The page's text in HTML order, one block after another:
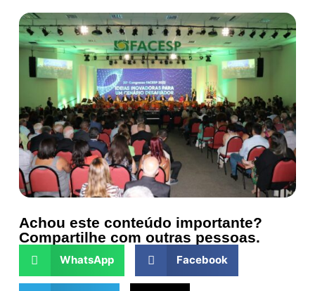
Achou este conteúdo importante?
Compartilhe com outras pessoas.
WhatsApp Facebook